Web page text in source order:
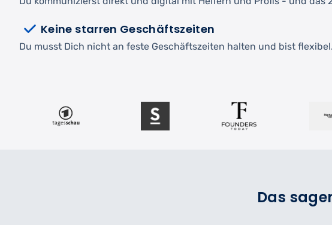
Keine starren Geschäftszeiten
Du musst Dich nicht an feste Geschäftszeiten halten und bist flexibel.
Das